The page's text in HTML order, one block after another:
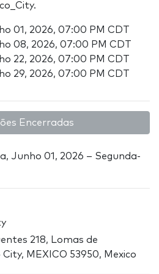
01, 2026, 07:00 PM CDT
08, 2026, 07:00 PM CDT
22, 2026, 07:00 PM CDT
29, 2026, 07:00 PM CDT
Encerradas
Junho 01, 2026 – Segunda-
218, Lomas de
MEXICO 53950, Mexico